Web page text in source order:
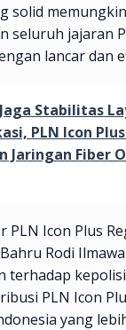
solid
seluruh jajaran
lancar dan
Jaga Stabilitas
PLN Icon
Jaringan Fiber
PLN Icon Plus
Rodi
terhadap
PLN Icon
yang